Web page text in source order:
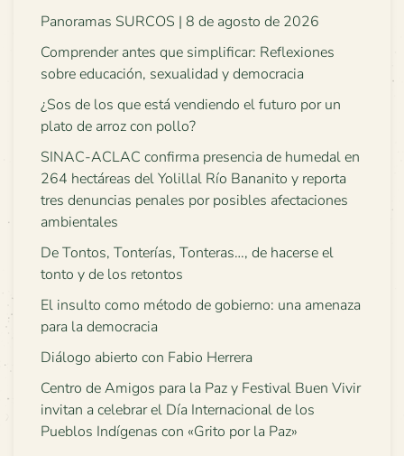
Panoramas SURCOS | 8 de agosto de 2026
Comprender antes que simplificar: Reflexiones
sobre educación, sexualidad y democracia
¿Sos de los que está vendiendo el futuro por un
plato de arroz con pollo?
SINAC-ACLAC confirma presencia de humedal en
264 hectáreas del Yolillal Río Bananito y reporta
tres denuncias penales por posibles afectaciones
ambientales
De Tontos, Tonterías, Tonteras…, de hacerse el
tonto y de los retontos
El insulto como método de gobierno: una amenaza
para la democracia
Diálogo abierto con Fabio Herrera
Centro de Amigos para la Paz y Festival Buen Vivir
invitan a celebrar el Día Internacional de los
Pueblos Indígenas con «Grito por la Paz»